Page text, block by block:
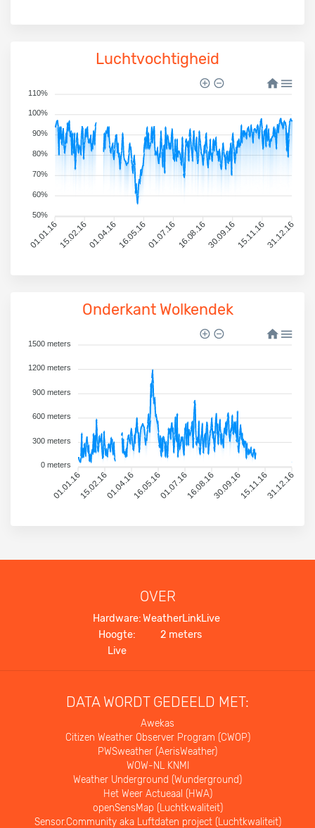
Luchtvochtigheid
01.01.1615.02.1601.04.1616.05.1601.07.1616.08.1630.09.1615.11.1631.12.16
110%
100%
90%
80%
70%
60%
50%
Onderkant Wolkendek
01.01.1615.02.1601.04.1616.05.1601.07.1616.08.1630.09.1615.11.1631.12.16
1500 meters
1200 meters
900 meters
600 meters
300 meters
0 meters
OVER
Hardware:WeatherLinkLive
Hoogte:
2 meters
Live
DATA WORDT GEDEELD MET:
Awekas
Citizen Weather Observer Program (CWOP)
PWSweather (AerisWeather)
WOW-NL KNMI
Weather Underground (Wunderground)
Het Weer Actueaal (HWA)
openSensMap (Luchtkwaliteit)
Sensor.Community aka Luftdaten project (Luchtkwaliteit)